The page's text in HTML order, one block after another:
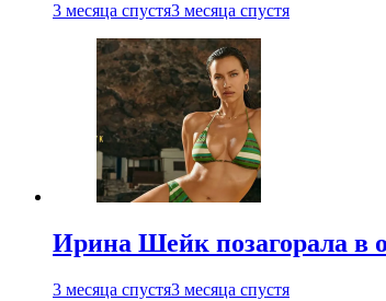
3 месяца спустя3 месяца спустя
Ирина Шейк позагорала в
3 месяца спустя3 месяца спустя